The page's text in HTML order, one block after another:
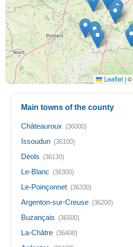
Leaflet | ©
Main towns of the county
Châteauroux (36000)
Issoudun (36100)
Déols (36130)
Le-Blanc (36300)
Le-Poinçonnet (36330)
Argenton-sur-Creuse (36200)
Buzançais (36500)
La-Châtre (36400)